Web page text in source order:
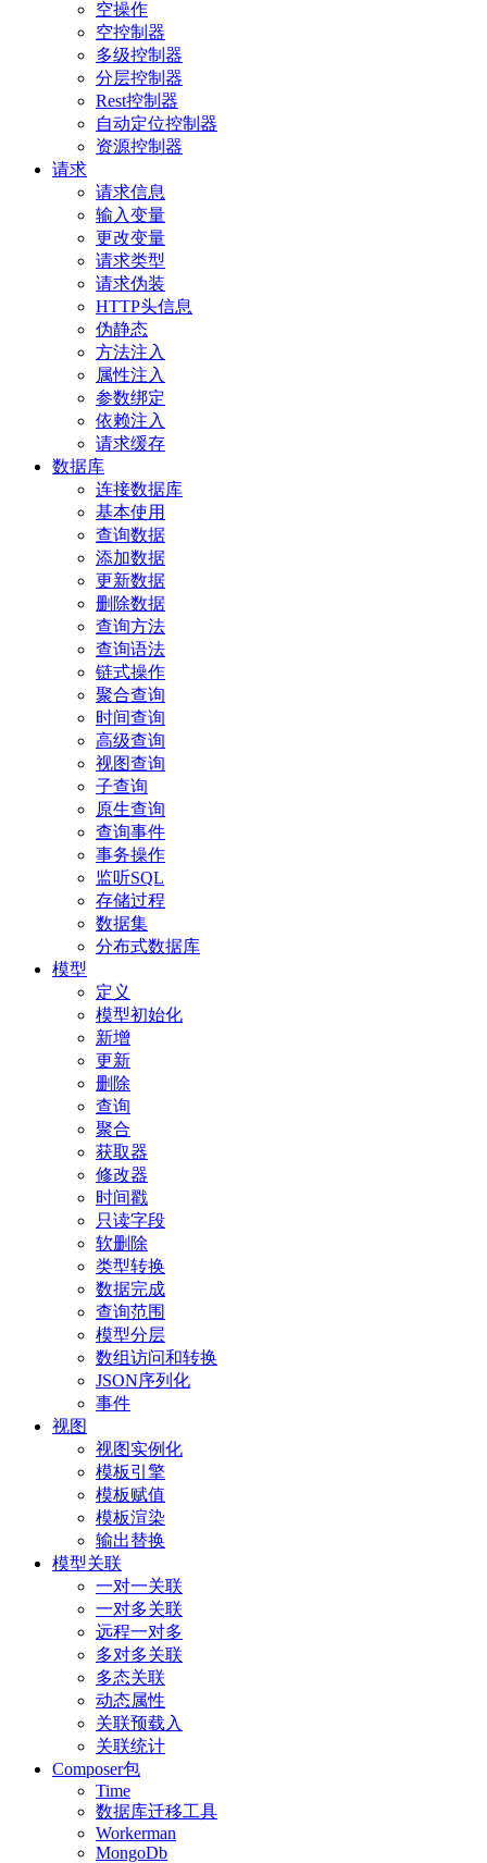
空操作
空控制器
多级控制器
分层控制器
Rest控制器
自动定位控制器
资源控制器
请求
请求信息
输入变量
更改变量
请求类型
请求伪装
HTTP头信息
伪静态
方法注入
属性注入
参数绑定
依赖注入
请求缓存
数据库
连接数据库
基本使用
查询数据
添加数据
更新数据
删除数据
查询方法
查询语法
链式操作
聚合查询
时间查询
高级查询
视图查询
子查询
原生查询
查询事件
事务操作
监听SQL
存储过程
数据集
分布式数据库
模型
定义
模型初始化
新增
更新
删除
查询
聚合
获取器
修改器
时间戳
只读字段
软删除
类型转换
数据完成
查询范围
模型分层
数组访问和转换
JSON序列化
事件
视图
视图实例化
模板引擎
模板赋值
模板渲染
输出替换
模型关联
一对一关联
一对多关联
远程一对多
多对多关联
多态关联
动态属性
关联预载入
关联统计
Composer包
Time
数据库迁移工具
Workerman
MongoDb